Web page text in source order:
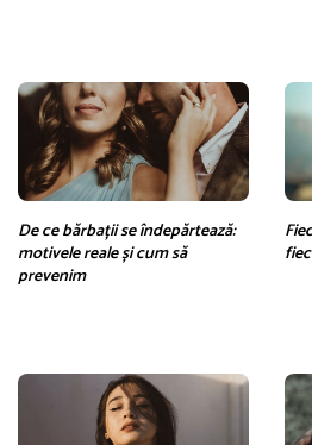
De ce bărbații se îndepărtează:
motivele reale și cum să
prevenim